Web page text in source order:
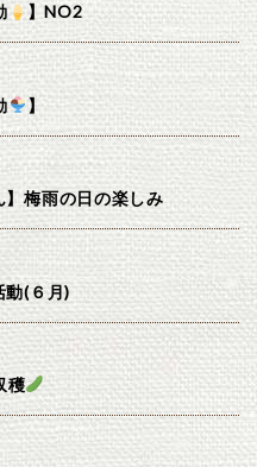
】NO2
】
】梅雨の日の楽しみ
動(６月)
穫